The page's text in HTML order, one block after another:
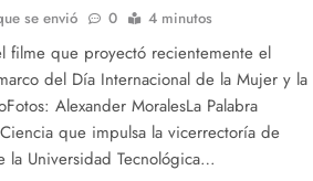
se envió 0 4 minutos
filme que proyectó recientemente el
del Día Internacional de la Mujer y la
Alexander MoralesLa Palabra
que impulsa la vicerrectoría de
la Universidad Tecnológica…